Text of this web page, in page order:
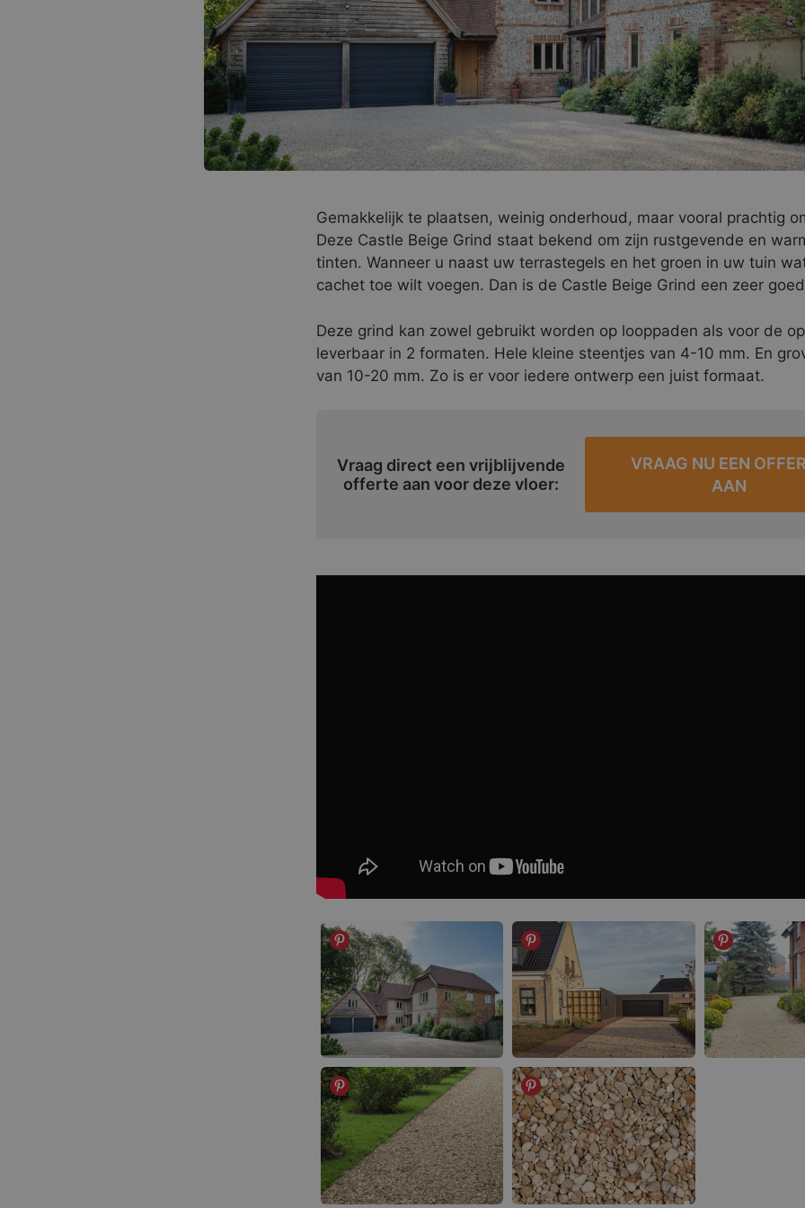
Gemakkelijk te plaatsen, weinig onderhoud, maar vooral prachtig
Deze Castle Beige Grind staat bekend om zijn rustgevende en
tinten. Wanneer u naast uw terrastegels en het groen in uw tuin
cachet toe wilt voegen. Dan is de Castle Beige Grind een zeer
Deze grind kan zowel gebruikt worden op looppaden als voor de
leverbaar in 2 formaten. Hele kleine steentjes van 4-10 mm. En
van 10-20 mm. Zo is er voor iedere ontwerp een juist formaat.
Vraag direct een vrijblijvende
offerte aan voor deze vloer:
VRAAG NU EEN
AAN